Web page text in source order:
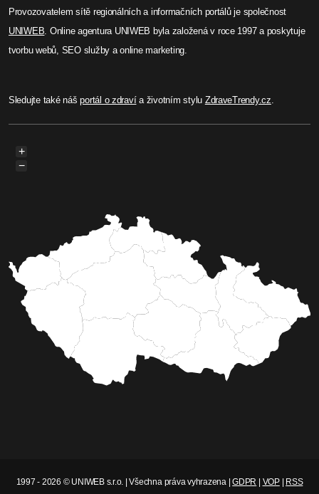
Provozovatelem sítě regionálních a informačních portálů je společnost
UNIWEB. Online agentura UNIWEB byla založená v roce 1997 a poskytuje
tvorbu webů, SEO služby a online marketing.
Sledujte také nášportál o zdravía životním stylu ZdraveTrendy.cz.
+
−
1997 - 2026 © UNIWEB s.r.o. | Všechna práva vyhrazena |GDPR VOP| RSS